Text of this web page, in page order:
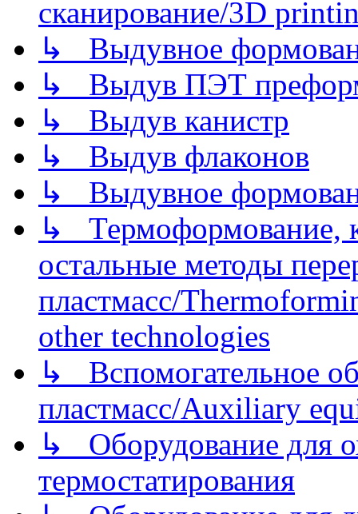
сканирование/3D
↳ Выдувное
↳ Выдув ПЭТ
↳ Выдув канистр
↳ Выдув флаконов
↳ Выдувное
↳ Термоформование,
остальные методы
пластмасс/
other technologies
↳ Вспомогательное
пластмасс/Auxiliary
↳ Оборудование для
термостатирования